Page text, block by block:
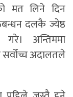
मत लिने दिन
दलकै ज्येष्ठ
अन्तिममा
अदालतले